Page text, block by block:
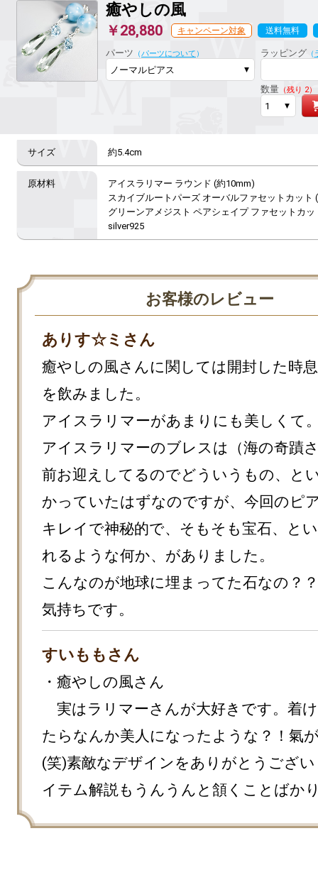
癒やしの風
￥28,880 キャンペーン対象
送料無料
ラッピング対応
パーツ （パーツについて ） ラッピング （
数量（残り 2）
約5.4cm
アイスラリマー ラウンド (約10mm)
スカイブルートパーズ オーバルファセットカット
グリーンアメジスト ペアシェイプ ファセットカ
silver925
お客様のレビュー
ありす☆ミさん
癒やしの風さんに関しては開封した時息
を飲みました。
アイスラリマーがあまりにも美しくて
アイスラリマーのブレスは（海の奇蹟
前お迎えしてるのでどういうもの、と
かっていたはずなのですが、今回のピ
キレイで神秘的で、そもそも宝石、と
れるような何か、がありました。
こんなのが地球に埋まってた石なの？
気持ちです。
すいももさん
・癒やしの風さん
実はラリマーさんが大好きです。着け
たらなんか美人になったような？！氣
(笑)素敵なデザインをありがとうござ
イテム解説もうんうんと頷くことばか